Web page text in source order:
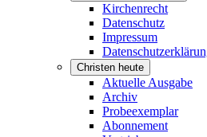
Kirchenrecht
Datenschutz
Impressum
Christen heute
Aktuelle Ausgabe
Archiv
Probeexemplar
Abonnement